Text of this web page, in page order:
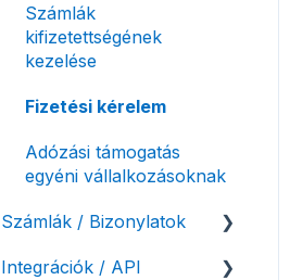
Számlák
kifizetettségének
kezelése
Fizetési kérelem
Adózási támogatás
egyéni vállalkozásoknak
Számlák / Bizonylatok
Sztornó-, és helyesbítő
Integrációk / API